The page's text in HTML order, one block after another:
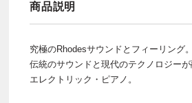
商品説明
究極のRhodesサウンドとフィーリング。
伝統のサウンドと現代のテクノロジー
エレクトリック・ピアノ。